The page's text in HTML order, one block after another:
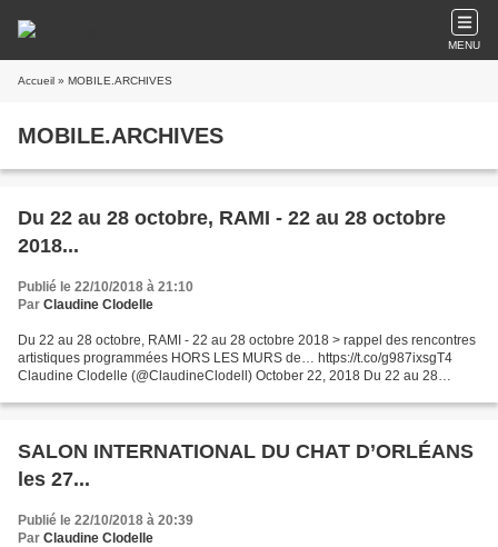
MENU
Accueil » MOBILE.ARCHIVES
MOBILE.ARCHIVES
Du 22 au 28 octobre, RAMI - 22 au 28 octobre
2018...
Publié le 22/10/2018 à 21:10
Par Claudine Clodelle
Du 22 au 28 octobre, RAMI - 22 au 28 octobre 2018 > rappel des rencontres
artistiques programmées HORS LES MURS de… https://t.co/g987ixsgT4
Claudine Clodelle (@ClaudineClodell) October 22, 2018 Du 22 au 28
SALON INTERNATIONAL DU CHAT D’ORLÉANS
les 27...
Publié le 22/10/2018 à 20:39
Par Claudine Clodelle